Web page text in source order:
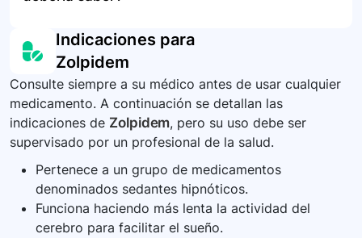
directa, calor o humedad. El desecho debe
hacerse de forma segura.
muscular, y dificultad para respirar.
zolpidem por internet sin garantías de
seguridad, ya que existe el riesgo de obtener
productos adulterados. Además, siempre
informe a su médico acerca de todos los
medicamentos que está tomando y reporte
cualquier efecto secundario o reacción adversa.
Indicaciones para
Zolpidem
Consulte siempre a su médico antes de usar cualquier
medicamento. A continuación se detallan las
indicaciones de Zolpidem, pero su uso debe ser
supervisado por un profesional de la salud.
Pertenece a un grupo de medicamentos
denominados sedantes hipnóticos.
Funciona haciendo más lenta la actividad del
cerebro para facilitar el sueño.